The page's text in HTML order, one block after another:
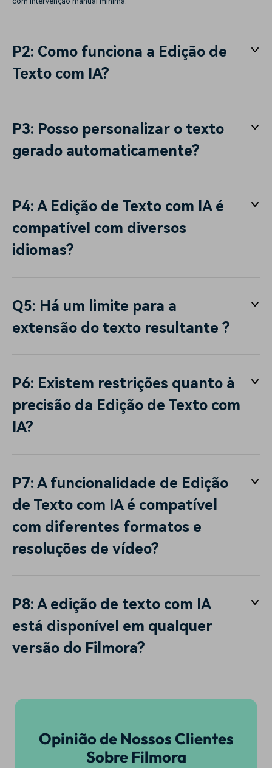
P2: Como funciona a Edição de
Texto com IA?
P3: Posso personalizar o texto
gerado automaticamente?
P4: A Edição de Texto com IA é
compatível com diversos
idiomas?
Q5: Há um limite para a
extensão do texto resultante ?
P6: Existem restrições quanto à
precisão da Edição de Texto com
IA?
P7: A funcionalidade de Edição
de Texto com IA é compatível
com diferentes formatos e
resoluções de vídeo?
P8: A edição de texto com IA
está disponível em qualquer
versão do Filmora?
Opinião de Nossos Clientes
Sobre Filmora